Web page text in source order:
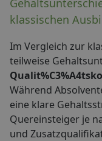
klassischen
Im Vergleich zur
teilweise
Während
eine klare
Quereinsteiger je
und